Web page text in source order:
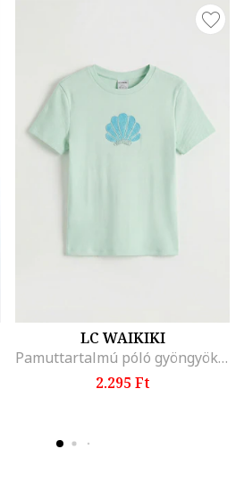
LC WAIKIKI
Pamuttartalmú póló gyöngyökkel, Világoszöld
2.295 Ft